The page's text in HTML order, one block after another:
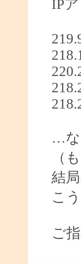
IP
…な
（
結
こ
ご